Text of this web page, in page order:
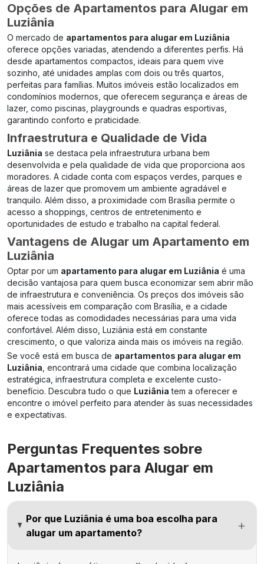
Opções de Apartamentos para Alugar em
Luziânia
O mercado de apartamentos para alugar em Luziânia
oferece opções variadas, atendendo a diferentes perfis. Há
desde apartamentos compactos, ideais para quem vive
sozinho, até unidades amplas com dois ou três quartos,
perfeitas para famílias. Muitos imóveis estão localizados em
condomínios modernos, que oferecem segurança e áreas de
lazer, como piscinas, playgrounds e quadras esportivas,
garantindo conforto e praticidade.
Infraestrutura e Qualidade de Vida
Luziânia se destaca pela infraestrutura urbana bem
desenvolvida e pela qualidade de vida que proporciona aos
moradores. A cidade conta com espaços verdes, parques e
áreas de lazer que promovem um ambiente agradável e
tranquilo. Além disso, a proximidade com Brasília permite o
acesso a shoppings, centros de entretenimento e
oportunidades de estudo e trabalho na capital federal.
Vantagens de Alugar um Apartamento em
Luziânia
Optar por um apartamento para alugar em Luziânia é uma
decisão vantajosa para quem busca economizar sem abrir mão
de infraestrutura e conveniência. Os preços dos imóveis são
mais acessíveis em comparação com Brasília, e a cidade
oferece todas as comodidades necessárias para uma vida
confortável. Além disso, Luziânia está em constante
crescimento, o que valoriza ainda mais os imóveis na região.
Se você está em busca de apartamentos para alugar em
Luziânia , encontrará uma cidade que combina localização
estratégica, infraestrutura completa e excelente custo-
benefício. Descubra tudo o que Luziânia tem a oferecer e
encontre o imóvel perfeito para atender às suas necessidades
e expectativas.
Perguntas Frequentes sobre
Apartamentos para Alugar em
Luziânia
Por que Luziânia é uma boa escolha para
alugar um apartamento?